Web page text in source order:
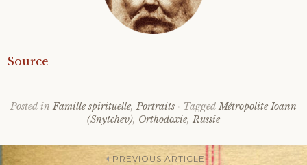
Source
Posted inFamille spirituelle, Portraits TaggedMétropolite Ioann
(Snytchev), Orthodoxie, Russie
PREVIOUS ARTICLE